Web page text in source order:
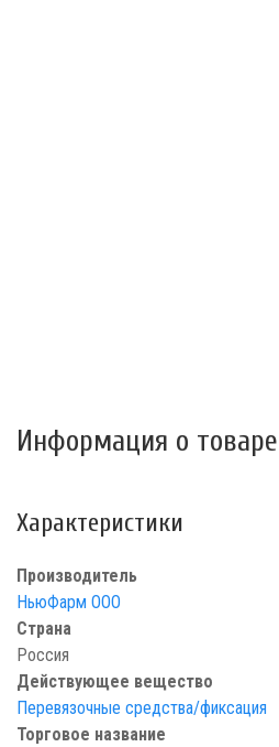
Информация о товаре
Характеристики
Производитель
НьюФарм ООО
Страна
Россия
Действующее вещество
Перевязочные средства/фиксация
Торговое название